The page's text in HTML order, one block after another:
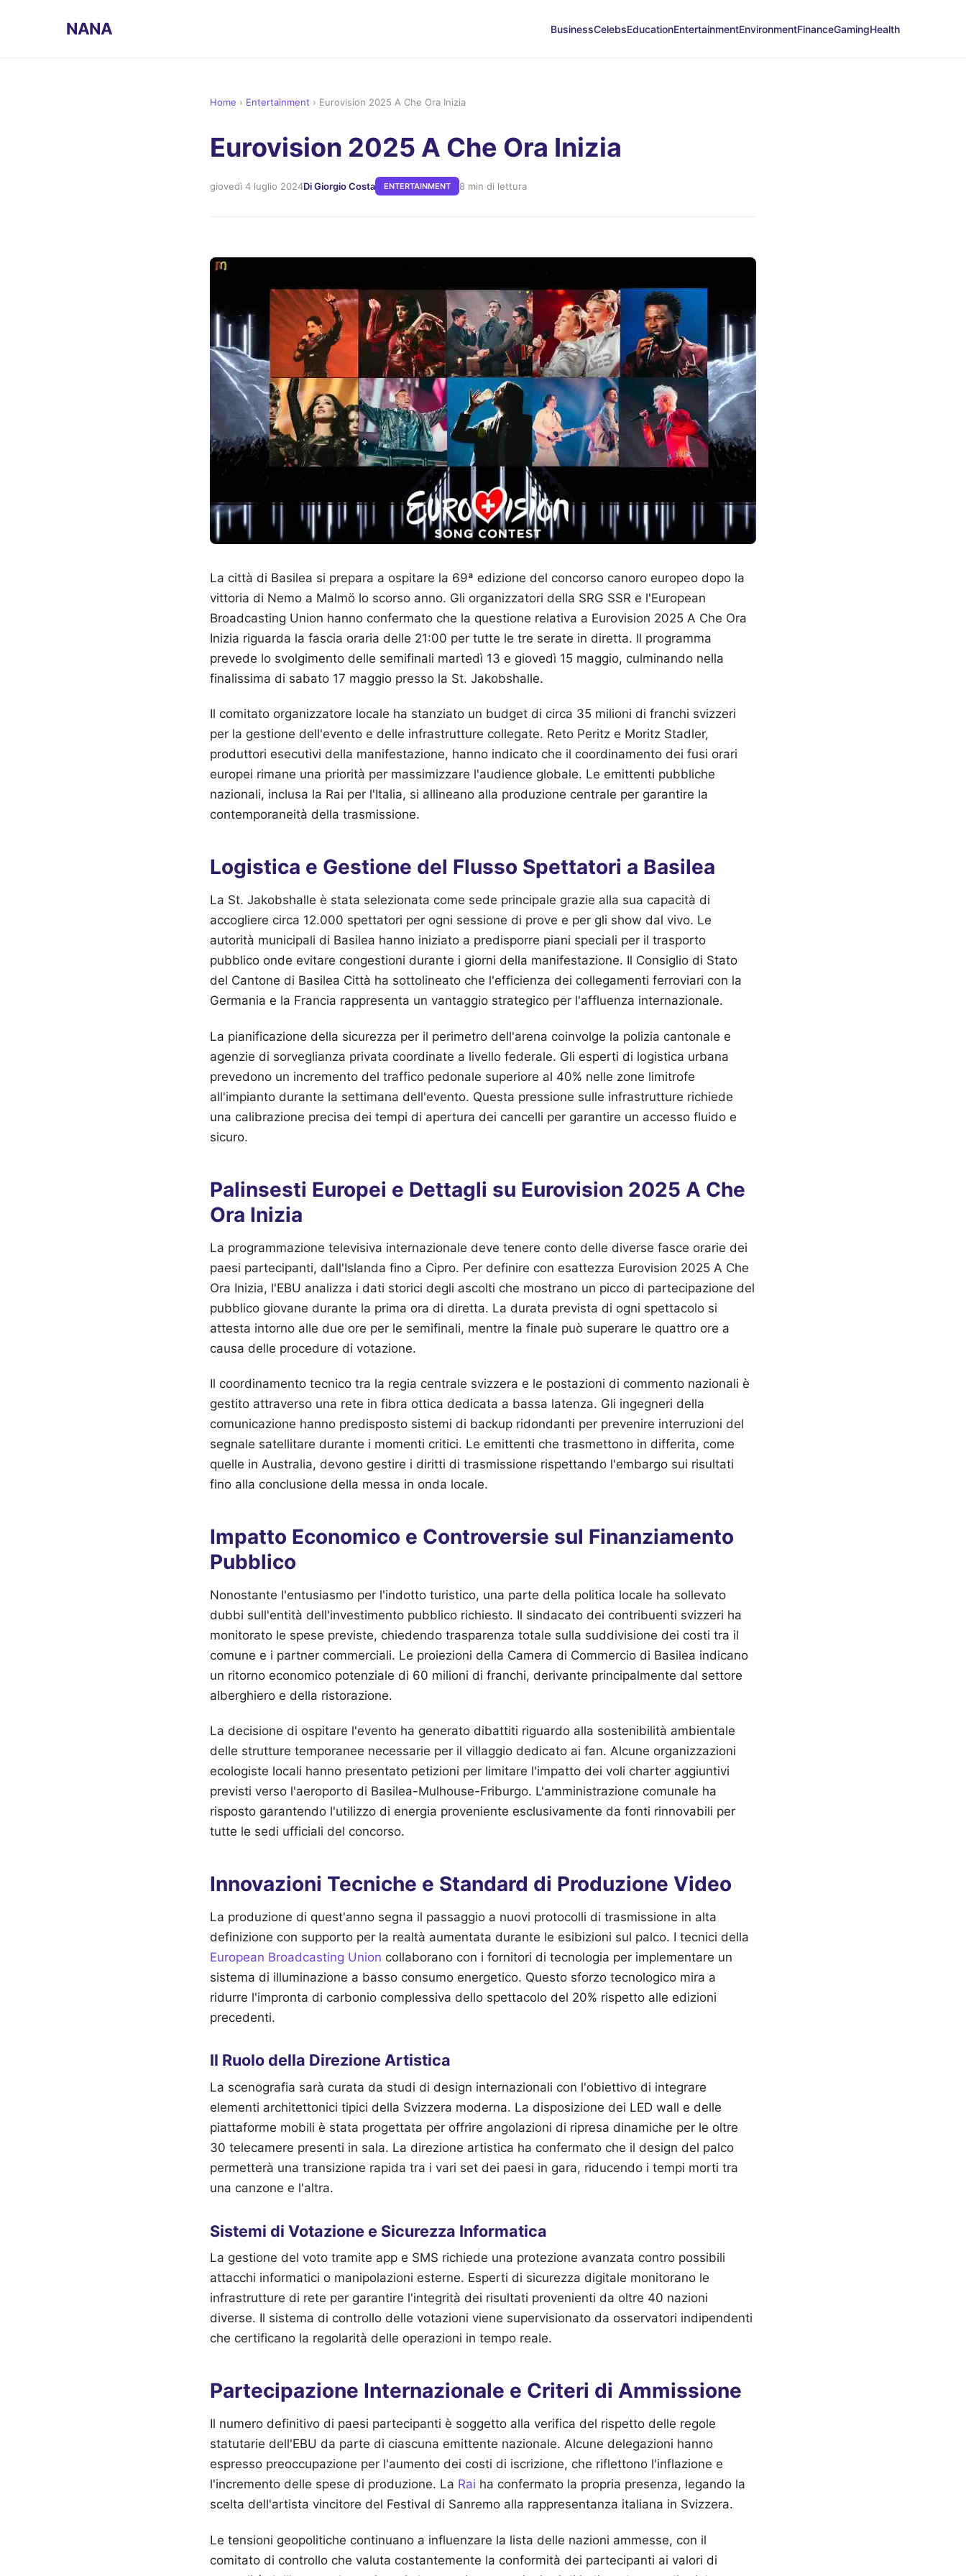
NANA BusinessCelebsEducationEntertainmentEnvironmentFinanceGamingHealth
Home › Entertainment › Eurovision 2025 A Che Ora Inizia
Eurovision 2025 A Che Ora Inizia
giovedì 4 luglio 2024Di Giorgio Costa ENTERTAINMENT 8 min di lettura
La città di Basilea si prepara a ospitare la 69ª edizione del concorso canoro europeo dopo la
vittoria di Nemo a Malmö lo scorso anno. Gli organizzatori della SRG SSR e l'European
Broadcasting Union hanno confermato che la questione relativa a Eurovision 2025 A Che Ora
Inizia riguarda la fascia oraria delle 21:00 per tutte le tre serate in diretta. Il programma
prevede lo svolgimento delle semifinali martedì 13 e giovedì 15 maggio, culminando nella
finalissima di sabato 17 maggio presso la St. Jakobshalle.
Il comitato organizzatore locale ha stanziato un budget di circa 35 milioni di franchi svizzeri
per la gestione dell'evento e delle infrastrutture collegate. Reto Peritz e Moritz Stadler,
produttori esecutivi della manifestazione, hanno indicato che il coordinamento dei fusi orari
europei rimane una priorità per massimizzare l'audience globale. Le emittenti pubbliche
nazionali, inclusa la Rai per l'Italia, si allineano alla produzione centrale per garantire la
contemporaneità della trasmissione.
Logistica e Gestione del Flusso Spettatori a Basilea
La St. Jakobshalle è stata selezionata come sede principale grazie alla sua capacità di
accogliere circa 12.000 spettatori per ogni sessione di prove e per gli show dal vivo. Le
autorità municipali di Basilea hanno iniziato a predisporre piani speciali per il trasporto
pubblico onde evitare congestioni durante i giorni della manifestazione. Il Consiglio di Stato
del Cantone di Basilea Città ha sottolineato che l'efficienza dei collegamenti ferroviari con la
Germania e la Francia rappresenta un vantaggio strategico per l'affluenza internazionale.
La pianificazione della sicurezza per il perimetro dell'arena coinvolge la polizia cantonale e
agenzie di sorveglianza privata coordinate a livello federale. Gli esperti di logistica urbana
prevedono un incremento del traffico pedonale superiore al 40% nelle zone limitrofe
all'impianto durante la settimana dell'evento. Questa pressione sulle infrastrutture richiede
una calibrazione precisa dei tempi di apertura dei cancelli per garantire un accesso fluido e
sicuro.
Palinsesti Europei e Dettagli su Eurovision 2025 A Che
Ora Inizia
La programmazione televisiva internazionale deve tenere conto delle diverse fasce orarie dei
paesi partecipanti, dall'Islanda fino a Cipro. Per definire con esattezza Eurovision 2025 A Che
Ora Inizia, l'EBU analizza i dati storici degli ascolti che mostrano un picco di partecipazione del
pubblico giovane durante la prima ora di diretta. La durata prevista di ogni spettacolo si
attesta intorno alle due ore per le semifinali, mentre la finale può superare le quattro ore a
causa delle procedure di votazione.
Il coordinamento tecnico tra la regia centrale svizzera e le postazioni di commento nazionali è
gestito attraverso una rete in fibra ottica dedicata a bassa latenza. Gli ingegneri della
comunicazione hanno predisposto sistemi di backup ridondanti per prevenire interruzioni del
segnale satellitare durante i momenti critici. Le emittenti che trasmettono in differita, come
quelle in Australia, devono gestire i diritti di trasmissione rispettando l'embargo sui risultati
fino alla conclusione della messa in onda locale.
Impatto Economico e Controversie sul Finanziamento
Pubblico
Nonostante l'entusiasmo per l'indotto turistico, una parte della politica locale ha sollevato
dubbi sull'entità dell'investimento pubblico richiesto. Il sindacato dei contribuenti svizzeri ha
monitorato le spese previste, chiedendo trasparenza totale sulla suddivisione dei costi tra il
comune e i partner commerciali. Le proiezioni della Camera di Commercio di Basilea indicano
un ritorno economico potenziale di 60 milioni di franchi, derivante principalmente dal settore
alberghiero e della ristorazione.
La decisione di ospitare l'evento ha generato dibattiti riguardo alla sostenibilità ambientale
delle strutture temporanee necessarie per il villaggio dedicato ai fan. Alcune organizzazioni
ecologiste locali hanno presentato petizioni per limitare l'impatto dei voli charter aggiuntivi
previsti verso l'aeroporto di Basilea-Mulhouse-Friburgo. L'amministrazione comunale ha
risposto garantendo l'utilizzo di energia proveniente esclusivamente da fonti rinnovabili per
tutte le sedi ufficiali del concorso.
Innovazioni Tecniche e Standard di Produzione Video
La produzione di quest'anno segna il passaggio a nuovi protocolli di trasmissione in alta
definizione con supporto per la realtà aumentata durante le esibizioni sul palco. I tecnici della
European Broadcasting Union collaborano con i fornitori di tecnologia per implementare un
sistema di illuminazione a basso consumo energetico. Questo sforzo tecnologico mira a
ridurre l'impronta di carbonio complessiva dello spettacolo del 20% rispetto alle edizioni
precedenti.
Il Ruolo della Direzione Artistica
La scenografia sarà curata da studi di design internazionali con l'obiettivo di integrare
elementi architettonici tipici della Svizzera moderna. La disposizione dei LED wall e delle
piattaforme mobili è stata progettata per offrire angolazioni di ripresa dinamiche per le oltre
30 telecamere presenti in sala. La direzione artistica ha confermato che il design del palco
permetterà una transizione rapida tra i vari set dei paesi in gara, riducendo i tempi morti tra
una canzone e l'altra.
Sistemi di Votazione e Sicurezza Informatica
La gestione del voto tramite app e SMS richiede una protezione avanzata contro possibili
attacchi informatici o manipolazioni esterne. Esperti di sicurezza digitale monitorano le
infrastrutture di rete per garantire l'integrità dei risultati provenienti da oltre 40 nazioni
diverse. Il sistema di controllo delle votazioni viene supervisionato da osservatori indipendenti
che certificano la regolarità delle operazioni in tempo reale.
Partecipazione Internazionale e Criteri di Ammissione
Il numero definitivo di paesi partecipanti è soggetto alla verifica del rispetto delle regole
statutarie dell'EBU da parte di ciascuna emittente nazionale. Alcune delegazioni hanno
espresso preoccupazione per l'aumento dei costi di iscrizione, che riflettono l'inflazione e
l'incremento delle spese di produzione. La Rai ha confermato la propria presenza, legando la
scelta dell'artista vincitore del Festival di Sanremo alla rappresentanza italiana in Svizzera.
Le tensioni geopolitiche continuano a influenzare la lista delle nazioni ammesse, con il
comitato di controllo che valuta costantemente la conformità dei partecipanti ai valori di